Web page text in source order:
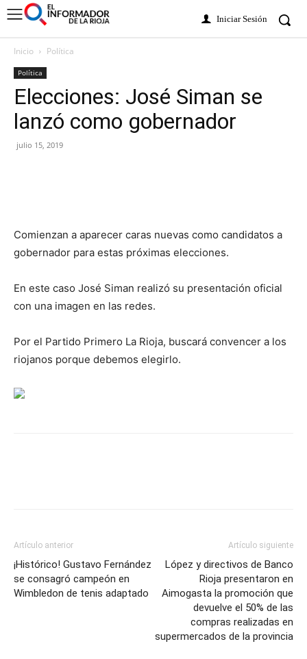
Iniciar Sesión
Inicio Política
Política
Elecciones: José Siman se
lanzó como gobernador
julio 15, 2019
Comienzan a aparecer caras nuevas como candidatos a
gobernador para estas próximas elecciones.
En este caso José Siman realizó su presentación oficial
con una imagen en las redes.
Por el Partido Primero La Rioja, buscará convencer a los
riojanos porque debemos elegirlo.
Artículo anterior
¡Histórico! Gustavo Fernández
se consagró campeón en
Wimbledon de tenis adaptado
Artículo siguiente
López y directivos de Banco
Rioja presentaron en
Aimogasta la promoción que
devuelve el 50% de las
compras realizadas en
supermercados de la provincia